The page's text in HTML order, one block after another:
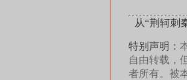
从“荆轲刺
特别声明：
自由转载，
者所有。被